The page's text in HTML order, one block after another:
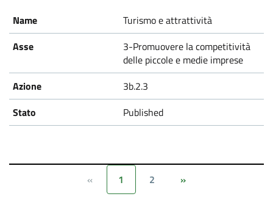
Turismo e attrattività
3-Promuovere la competitività
delle piccole e medie imprese
3b.2.3
Published
« 1 2 »